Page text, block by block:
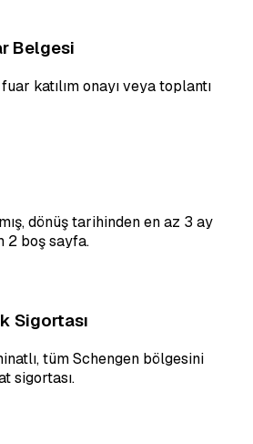
Belgesi
katılım onayı veya toplantı
dönüş tarihinden en az 3 ay
2 boş sayfa.
Sigortası
tüm Schengen bölgesini
sigortası.